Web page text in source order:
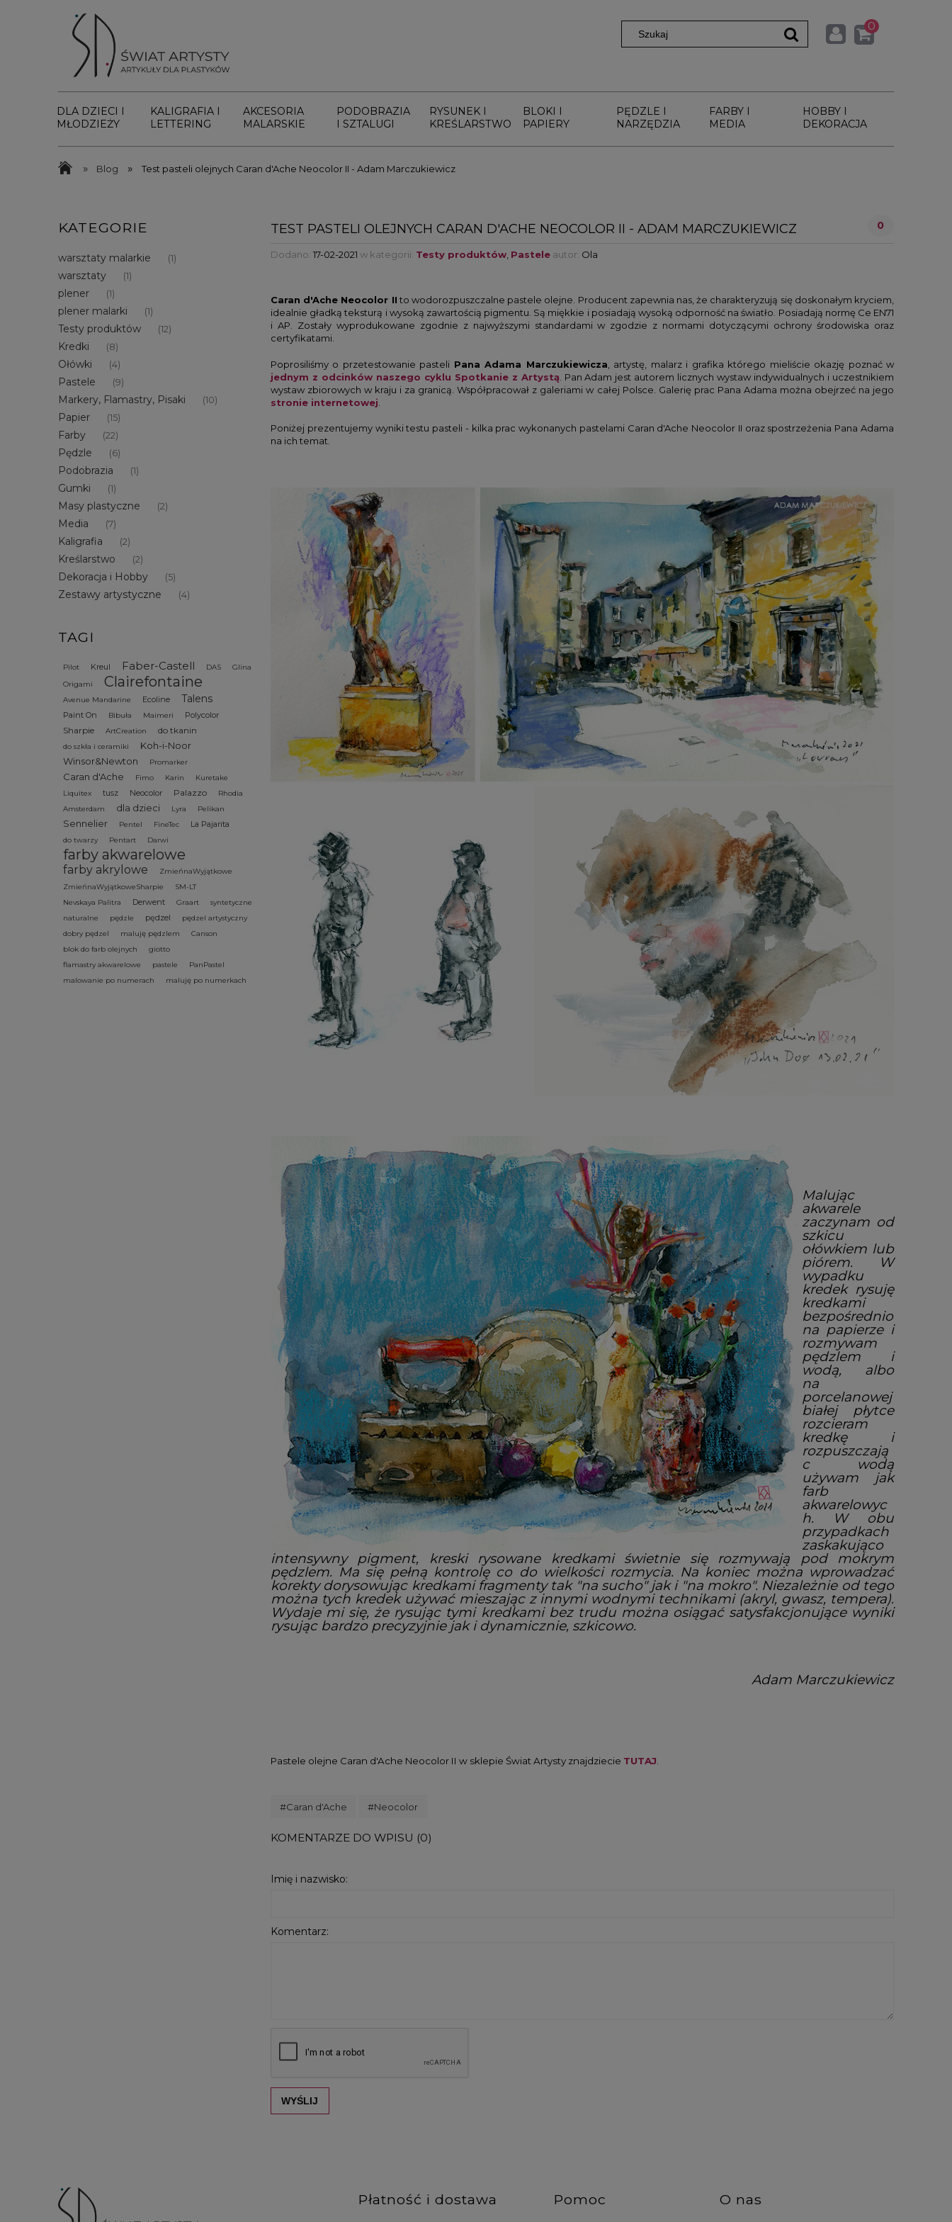
0
DLA DZIECI I
MŁODZIEŻY
KALIGRAFIA I
LETTERING
AKCESORIA
MALARSKIE
PODOBRAZIA
I SZTALUGI
RYSUNEK I
KREŚLARSTWO
BLOKI I
PAPIERY
PĘDZLE I
NARZĘDZIA
FARBY I
MEDIA
HOBBY I
DEKORACJA
» Blog » Test pasteli olejnych Caran d'Ache Neocolor II - Adam Marczukiewicz
KATEGORIE
warsztaty malarkie (1)
warsztaty (1)
plener (1)
plener malarki (1)
Testy produktów (12)
Kredki (8)
Ołówki (4)
Pastele (9)
Markery, Flamastry, Pisaki (10)
Papier (15)
Farby (22)
Pędzle (6)
Podobrazia (1)
Gumki (1)
Masy plastyczne (2)
Media (7)
Kaligrafia (2)
Kreślarstwo (2)
Dekoracja i Hobby (5)
Zestawy artystyczne (4)
TAGI
Pilot Kreul Faber-Castell DAS
Glina
Origami
Clairefontaine
Avenue Mandarine Ecoline Talens
Paint On Bibuła Maimeri Polycolor
Sharpie ArtCreation do tkanin
do szkła i ceramiki
Koh-i-Noor
Winsor&Newton
Promarker
Caran d'Ache Fimo Karin
Kuretake
Liquitex
tusz Neocolor Palazzo
Rhodia
Amsterdam
dla dzieci Lyra Pelikan
Sennelier Pentel FineTec La Pajarita
do twarzy Pentart Darwi
farby akwarelowe
farby akrylowe
ZmieńnaWyjątkowe
ZmieńnaWyjątkoweSharpie
SM-LT
Nevskaya Palitra
Derwent Graart
syntetyczne
naturalne
pędzle pędzel
pędzel artystyczny
dobry pędzel
maluję pędzlem
Canson
blok do farb olejnych
giotto
flamastry akwarelowe
pastele
PanPastel
malowanie po numerach
maluję po numerkach
TEST PASTELI OLEJNYCH CARAN D'ACHE NEOCOLOR II - ADAM MARCZUKIEWICZ 0
Dodano: 17-02-2021 w kategorii: Testy produktów, Pastele autor: Ola
Caran d'Ache Neocolor II to wodorozpuszczalne pastele olejne. Producent zapewnia nas, że charakteryzują się doskonałym kryciem,
idealnie gładką teksturą i wysoką zawartością pigmentu. Są miękkie i posiadają wysoką odporność na światło. Posiadają normę Ce EN71
i AP. Zostały wyprodukowane zgodnie z najwyższymi standardami w zgodzie z normami dotyczącymi ochrony środowiska oraz
certyfikatami.
Poprosiliśmy o przetestowanie pasteli Pana Adama Marczukiewicza, artystę, malarz i grafika którego mieliście okazję poznać w
jednym z odcinków naszego cyklu Spotkanie z Artystą. Pan Adam jest autorem licznych wystaw indywidualnych i uczestnikiem
wystaw zbiorowych w kraju i za granicą. Współpracował z galeriami w całej Polsce. Galerię prac Pana Adama można obejrzeć na jego
stronie internetowej.
Poniżej prezentujemy wyniki testu pasteli - kilka prac wykonanych pastelami Caran d'Ache Neocolor II oraz spostrzeżenia Pana Adama
na ich temat.
Malując
akwarele
zaczynam od
szkicu
ołówkiem lub
piórem. W
wypadku
kredek rysuję
kredkami
bezpośrednio
na papierze i
rozmywam
pędzlem i
wodą, albo
na
porcelanowej
białej płytce
rozcieram
kredkę i
rozpuszczają
c wodą
używam jak
farb
akwarelowyc
h. W obu
przypadkach
zaskakująco
intensywny pigment, kreski rysowane kredkami świetnie się rozmywają pod mokrym
pędzlem. Ma się pełną kontrolę co do wielkości rozmycia. Na koniec można wprowadzać
korekty dorysowując kredkami fragmenty tak "na sucho" jak i "na mokro". Niezależnie od tego
można tych kredek używać mieszając z innymi wodnymi technikami (akryl, gwasz, tempera).
Wydaje mi się, że rysując tymi kredkami bez trudu można osiągać satysfakcjonujące wyniki
rysując bardzo precyzyjnie jak i dynamicznie, szkicowo.
Adam Marczukiewicz
Pastele olejne Caran d'Ache Neocolor II w sklepie Świat Artysty znajdziecie TUTAJ
#Caran d'Ache #Neocolor
KOMENTARZE DO WPISU (0)
Imię i nazwisko:
Komentarz:
WYŚLIJ
Płatność i dostawa Pomoc O nas